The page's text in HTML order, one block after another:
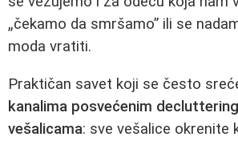
„čekamo da smršamo” ili se
moda vratiti.
Praktičan savet koji se često
kanalima posvećenim
vešalicama: sve vešalice okrenite